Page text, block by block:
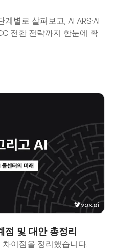
별로 살펴보고, AI ARS·AI
전환 전략까지 한눈에 확
점 및 대안 총정리
차이점을 정리했습니다.